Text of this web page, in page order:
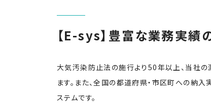
【E-sys】豊富な業務実績
大気汚染防止法の施行より50年以上、当社
ます。また、全国の都道府県・市区町への納
ステムです。